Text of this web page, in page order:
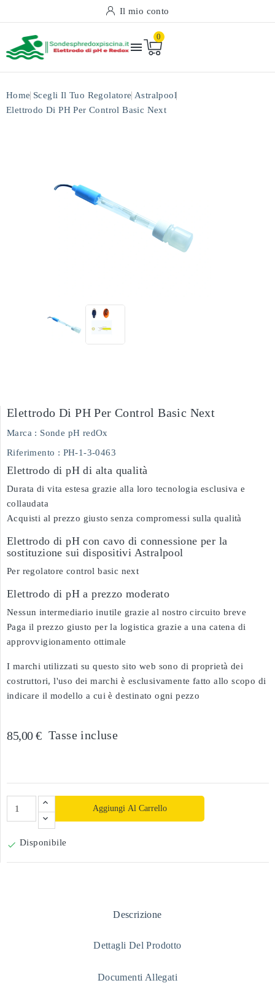
Il mio conto

0
Home Scegli Il Tuo Regolatore Astralpool
Elettrodo Di PH Per Control Basic Next
Elettrodo Di PH Per Control Basic Next
Marca : Sonde pH redOx
Riferimento : PH-1-3-0463
Elettrodo di pH di alta qualità
Durata di vita estesa grazie alla loro tecnologia esclusiva e
collaudata
Acquisti al prezzo giusto senza compromessi sulla qualità
Elettrodo di pH con cavo di connessione per la
sostituzione sui dispositivi Astralpool
Per regolatore control basic next
Elettrodo di pH a prezzo moderato
Nessun intermediario inutile grazie al nostro circuito breve
Paga il prezzo giusto per la logistica grazie a una catena di
approvvigionamento ottimale
I marchi utilizzati su questo sito web sono di proprietà dei
costruttori, l'uso dei marchi è esclusivamente fatto allo scopo di
indicare il modello a cui è destinato ogni pezzo
85,00 € Tasse incluse
Aggiungi Al Carrello
 Disponibile
Descrizione
Dettagli Del Prodotto
Documenti Allegati